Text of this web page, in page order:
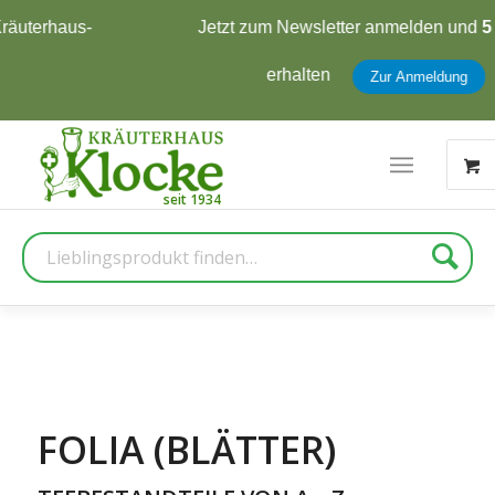
Jetzt zum Newsletter anmelden und5 € Rabatt
Zur Anmeldung
Suche
FOLIA (BLÄTTER)